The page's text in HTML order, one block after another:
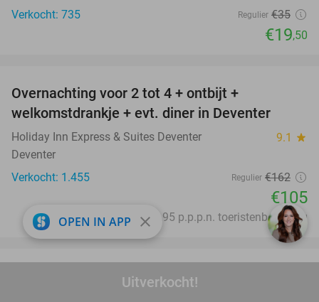
Uitverkocht!
Verkocht: 735
Regulier €35
€19,50
Overnachting voor 2 tot 4 + ontbijt +
welkomstdrankje + evt. diner in Deventer
Holiday Inn Express & Suites Deventer 9.1 star
Deventer
Verkocht: 1.455
Regulier €162
€105
Excl. ca. €1,95 p.p.p.n. toeristenbelasting
favorite_border
Entree voor DierenPark Amersfoort
OPEN IN APP close